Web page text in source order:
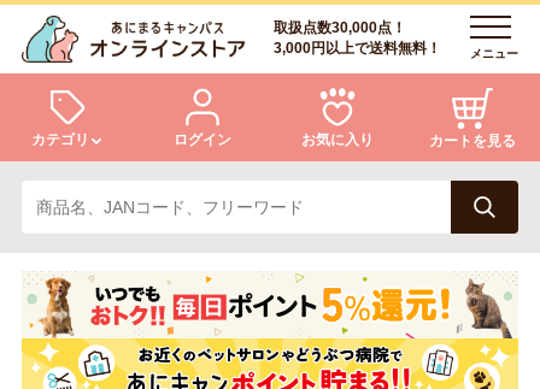
取扱点数30,000点！
3,000円以上で送料無料！
メニュー
カテゴリ
犬 猫
小動物・鳥 アクア・爬虫類・昆虫
ログイン お気に入り カートを見る
ログイン
会員登録
あにまるキャンパスについて